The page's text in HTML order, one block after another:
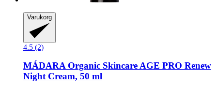
Varukorg
4.5 (2)
MÁDARA Organic SkincareAGE PRO Renew
Night Cream, 50 ml